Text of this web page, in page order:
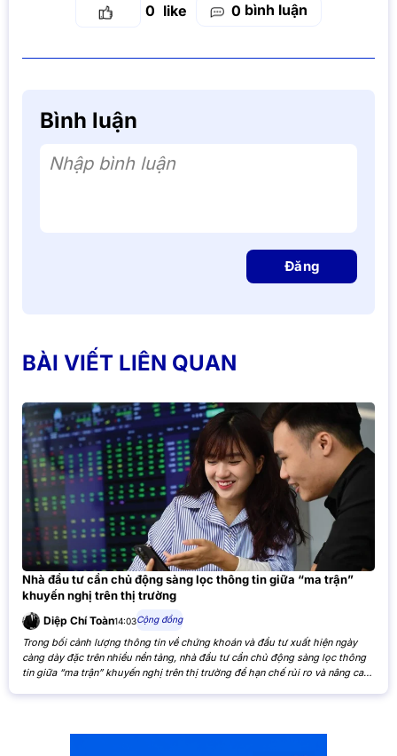
0 0 bình luận
Bình luận
Nhập bình luận
Đăng
BÀI VIẾT LIÊN QUAN
Nhà đầu tư cần chủ động sàng lọc thông tin giữa “ma trận”
khuyến nghị trên thị trường
Diệp Chí Toàn14:03Cộng đồng
Trong bối cảnh lượng thông tin về chứng khoán và đầu tư xuất hiện ngày
càng dày đặc trên nhiều nền tảng, nhà đầu tư cần chủ động sàng lọc thông
tin giữa “ma trận” khuyến nghị trên thị trường để hạn chế rủi ro và nâng cao